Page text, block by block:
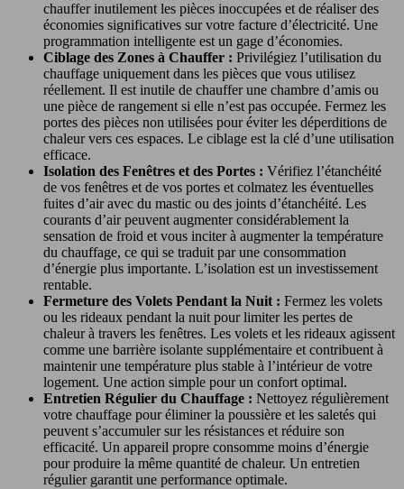
chauffer inutilement les pièces inoccupées et de réaliser des
économies significatives sur votre facture d’électricité. Une
programmation intelligente est un gage d’économies.
Ciblage des Zones à Chauffer : Privilégiez l’utilisation du
chauffage uniquement dans les pièces que vous utilisez
réellement. Il est inutile de chauffer une chambre d’amis ou
une pièce de rangement si elle n’est pas occupée. Fermez les
portes des pièces non utilisées pour éviter les déperditions de
chaleur vers ces espaces. Le ciblage est la clé d’une utilisation
efficace.
Isolation des Fenêtres et des Portes : Vérifiez l’étanchéité
de vos fenêtres et de vos portes et colmatez les éventuelles
fuites d’air avec du mastic ou des joints d’étanchéité. Les
courants d’air peuvent augmenter considérablement la
sensation de froid et vous inciter à augmenter la température
du chauffage, ce qui se traduit par une consommation
d’énergie plus importante. L’isolation est un investissement
rentable.
Fermeture des Volets Pendant la Nuit : Fermez les volets
ou les rideaux pendant la nuit pour limiter les pertes de
chaleur à travers les fenêtres. Les volets et les rideaux agissent
comme une barrière isolante supplémentaire et contribuent à
maintenir une température plus stable à l’intérieur de votre
logement. Une action simple pour un confort optimal.
Entretien Régulier du Chauffage : Nettoyez régulièrement
votre chauffage pour éliminer la poussière et les saletés qui
peuvent s’accumuler sur les résistances et réduire son
efficacité. Un appareil propre consomme moins d’énergie
pour produire la même quantité de chaleur. Un entretien
régulier garantit une performance optimale.